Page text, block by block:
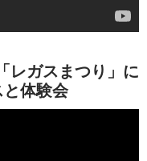
レガスまつり」に
体験会